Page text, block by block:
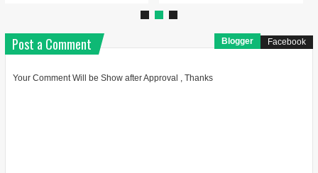
Post a Comment Blogger Facebook
Your Comment Will be Show after Approval , Thanks